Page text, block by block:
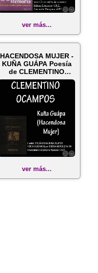
ver más...
HACENDOSA MUJER -
KUÑA GUÁPA Poesía
de CLEMENTINO
OCAMPOS
ver más...